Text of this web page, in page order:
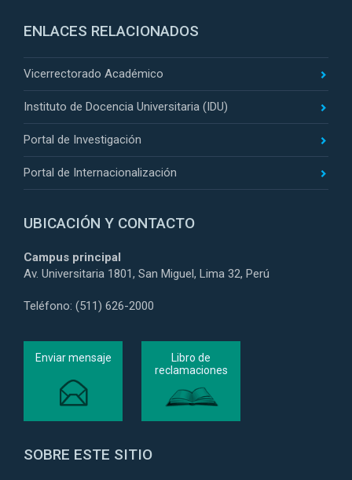
ENLACES RELACIONADOS
Vicerrectorado Académico
Instituto de Docencia Universitaria (IDU)
Portal de Investigación
Portal de Internacionalización
UBICACIÓN Y CONTACTO
Campus principal
Av. Universitaria 1801, San Miguel, Lima 32, Perú
Teléfono: (511) 626-2000
Enviar mensaje
Libro de
reclamaciones
SOBRE ESTE SITIO